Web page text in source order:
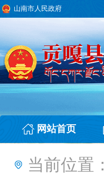
山南市人民政府
网站首页
当前位置：